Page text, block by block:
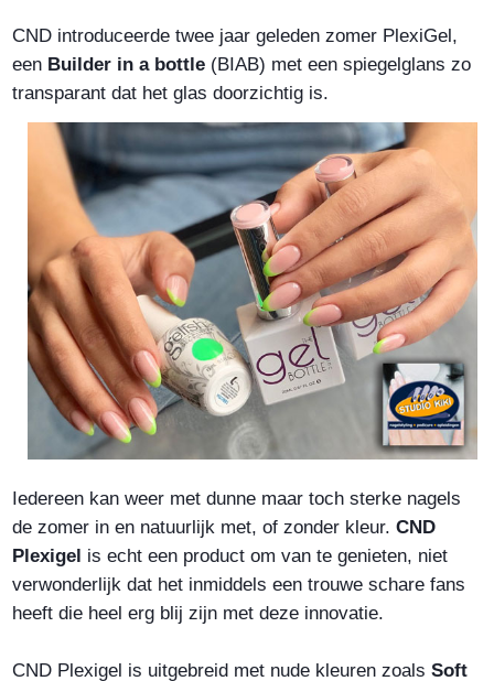
CND introduceerde twee jaar geleden zomer PlexiGel,
een Builder in a bottle (BIAB) met een spiegelglans zo
transparant dat het glas doorzichtig is.
Iedereen kan weer met dunne maar toch sterke nagels
de zomer in en natuurlijk met, of zonder kleur. CND
Plexigel is echt een product om van te genieten, niet
verwonderlijk dat het inmiddels een trouwe schare fans
heeft die heel erg blij zijn met deze innovatie.
CND Plexigel is uitgebreid met nude kleuren zoals Soft